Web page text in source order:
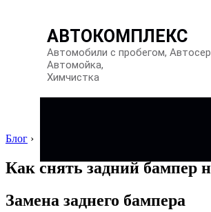
АВТОКОМПЛЕКС
Автомобили с пробегом,
Автомойка,
Химчистка
Блог ›
Как снять задний бампер
Замена заднего бампера